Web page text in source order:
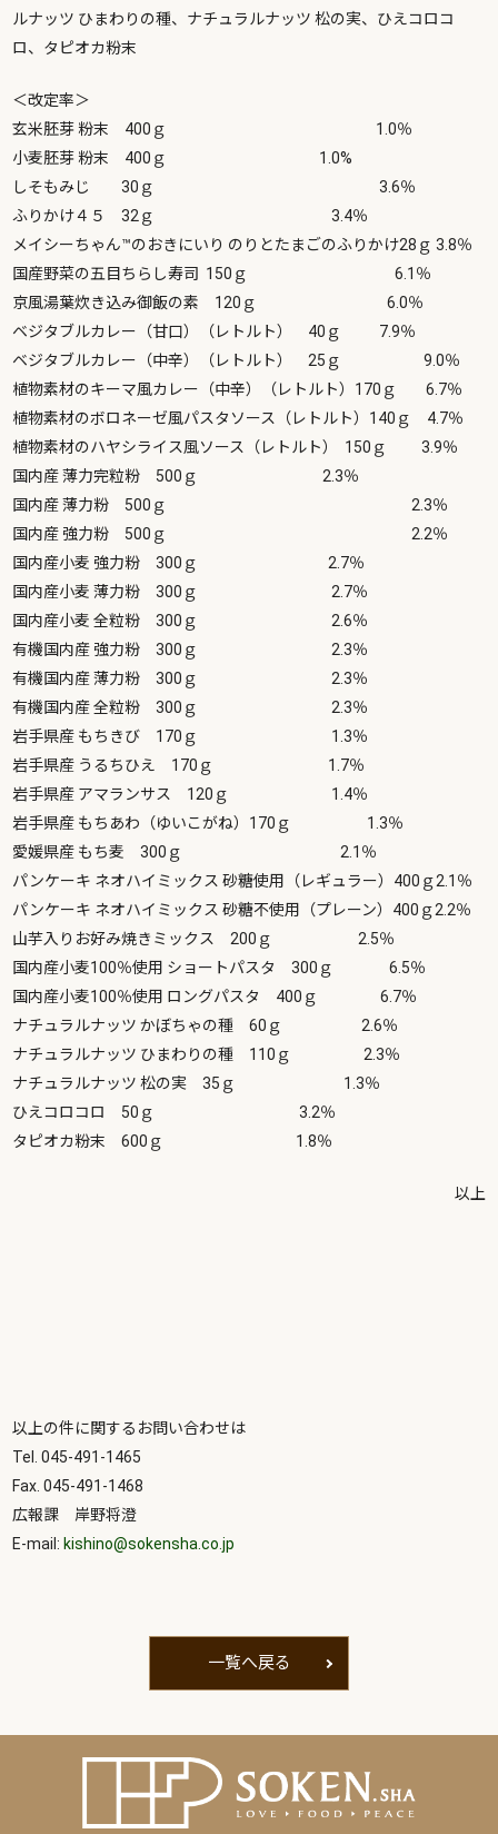
ルナッツ ひまわりの種、ナチュラルナッツ 松の実、ひえコロコ
ロ、タピオカ粉末
＜改定率＞
玄米胚芽 粉末 400ｇ 1.0％
小麦胚芽 粉末 400ｇ 1.0%
しそもみじ 30ｇ 3.6％
ふりかけ４５ 32ｇ 3.4％
メイシーちゃん™のおきにいり のりとたまごのふりかけ28ｇ 3.8％
国産野菜の五目ちらし寿司 150ｇ 6.1％
京風湯葉炊き込み御飯の素 120ｇ 6.0％
ベジタブルカレー（甘口）（レトルト） 40ｇ 7.9％
ベジタブルカレー（中辛）（レトルト） 25ｇ 9.0％
植物素材のキーマ風カレー（中辛）（レトルト）170ｇ 6.7％
植物素材のボロネーゼ風パスタソース（レトルト）140ｇ 4.7％
植物素材のハヤシライス風ソース（レトルト） 150ｇ 3.9％
国内産 薄力完粒粉 500ｇ 2.3％
国内産 薄力粉 500ｇ 2.3％
国内産 強力粉 500ｇ 2.2％
国内産小麦 強力粉 300ｇ 2.7％
国内産小麦 薄力粉 300ｇ 2.7％
国内産小麦 全粒粉 300ｇ 2.6％
有機国内産 強力粉 300ｇ 2.3％
有機国内産 薄力粉 300ｇ 2.3％
有機国内産 全粒粉 300ｇ 2.3％
岩手県産 もちきび 170ｇ 1.3％
岩手県産 うるちひえ 170ｇ 1.7％
岩手県産 アマランサス 120ｇ 1.4％
岩手県産 もちあわ（ゆいこがね）170ｇ 1.3％
愛媛県産 もち麦 300ｇ 2.1％
パンケーキ ネオハイミックス 砂糖使用（レギュラー）400ｇ2.1％
パンケーキ ネオハイミックス 砂糖不使用（プレーン）400ｇ2.2％
山芋入りお好み焼きミックス 200ｇ 2.5％
国内産小麦100％使用 ショートパスタ 300ｇ 6.5％
国内産小麦100％使用 ロングパスタ 400ｇ 6.7％
ナチュラルナッツ かぼちゃの種 60ｇ 2.6％
ナチュラルナッツ ひまわりの種 110ｇ 2.3％
ナチュラルナッツ 松の実 35ｇ 1.3％
ひえコロコロ 50ｇ 3.2％
タピオカ粉末 600ｇ 1.8％
以上
以上の件に関するお問い合わせは
Tel. 045-491-1465
Fax. 045-491-1468
広報課 岸野将澄
E-mail: kishino@sokensha.co.jp
一覧へ戻る